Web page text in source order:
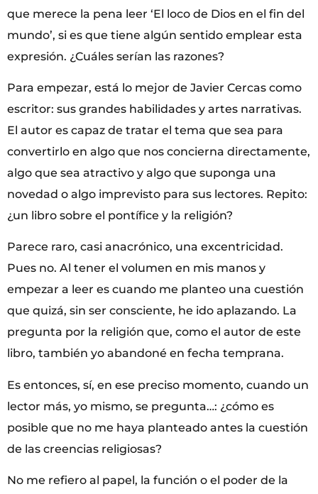
que merece la pena leer ‘El loco de Dios en el fin del
mundo’, si es que tiene algún sentido emplear esta
expresión. ¿Cuáles serían las razones?
Para empezar, está lo mejor de Javier Cercas como
escritor: sus grandes habilidades y artes narrativas.
El autor es capaz de tratar el tema que sea para
convertirlo en algo que nos concierna directamente,
algo que sea atractivo y algo que suponga una
novedad o algo imprevisto para sus lectores. Repito:
¿un libro sobre el pontífice y la religión?
Parece raro, casi anacrónico, una excentricidad.
Pues no. Al tener el volumen en mis manos y
empezar a leer es cuando me planteo una cuestión
que quizá, sin ser consciente, he ido aplazando. La
pregunta por la religión que, como el autor de este
libro, también yo abandoné en fecha temprana.
Es entonces, sí, en ese preciso momento, cuando un
lector más, yo mismo, se pregunta…: ¿cómo es
posible que no me haya planteado antes la cuestión
de las creencias religiosas?
No me refiero al papel, la función o el poder de la